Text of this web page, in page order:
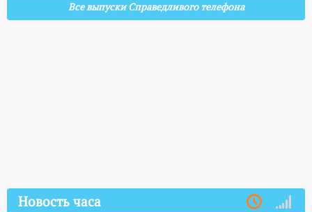
Все выпуски Справедливого телефона
Новость часа